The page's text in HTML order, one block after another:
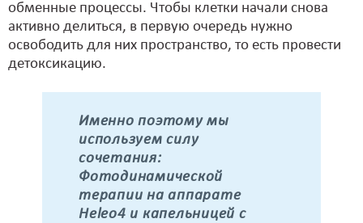
обменные процессы. Чтобы клетки начали снова
активно делиться, в первую очередь нужно
освободить для них пространство, то есть провести
детоксикацию.
Именно поэтому мы
используем силу
сочетания:
Фотодинамической
терапии на аппарате
Heleo4 и капельницей с